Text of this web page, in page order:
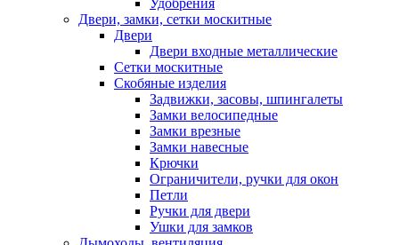
Удобрения
Двери, замки, сетки москитные
Двери
Двери входные металлические
Сетки москитные
Скобяные изделия
Задвижки, засовы, шпингалеты
Замки велосипедные
Замки врезные
Замки навесные
Крючки
Ограничители, ручки для окон
Петли
Ручки для двери
Ушки для замков